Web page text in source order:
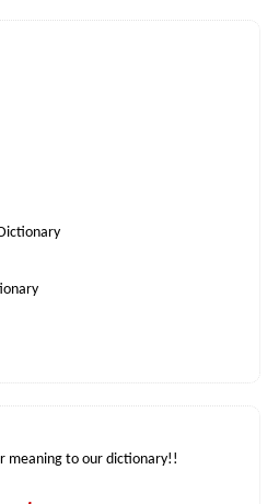
meaning to our dictionary!!